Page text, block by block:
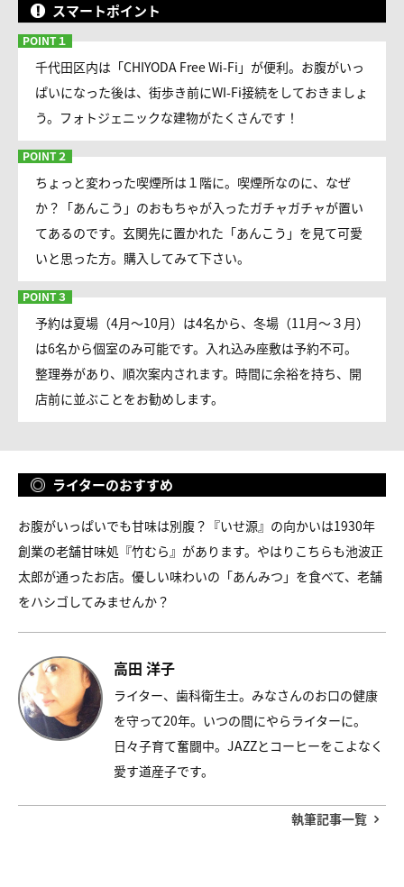
スマートポイント
千代田区内は「CHIYODA Free Wi-Fi」が便利。お腹がいっ
ぱいになった後は、街歩き前にWI-Fi接続をしておきましょ
う。フォトジェニックな建物がたくさんです！
ちょっと変わった喫煙所は１階に。喫煙所なのに、なぜ
か？「あんこう」のおもちゃが入ったガチャガチャが置い
てあるのです。玄関先に置かれた「あんこう」を見て可愛
いと思った方。購入してみて下さい。
予約は夏場（4月～10月）は4名から、冬場（11月～３月）
は6名から個室のみ可能です。入れ込み座敷は予約不可。
整理券があり、順次案内されます。時間に余裕を持ち、開
店前に並ぶことをお勧めします。
ライターのおすすめ
お腹がいっぱいでも甘味は別腹？『いせ源』の向かいは1930年
創業の老舗甘味処『竹むら』があります。やはりこちらも池波正
太郎が通ったお店。優しい味わいの「あんみつ」を食べて、老舗
をハシゴしてみませんか？
高田 洋子
ライター、歯科衛生士。みなさんのお口の健康
を守って20年。いつの間にやらライターに。
日々子育て奮闘中。JAZZとコーヒーをこよなく
愛す道産子です。
執筆記事一覧